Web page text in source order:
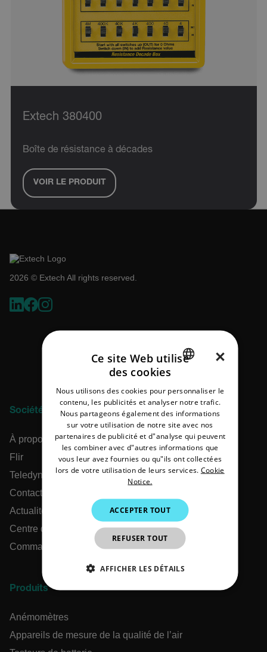
Extech 380400
Boîte de résistance à décades
VOIR LE PRODUIT
2026 © Extech All rights reserved.
Société
À propos d’Extech
Flir
Teledyne Technologies
Contact
Actualités et articles
Centre de support
Commandes en ligne
Produits
Anémomètres
Appareils de mesure de la qualité de l’air
GERMAN
FRENCH
SPANISH
PORTUGUESE
KOREAN
JAPANESE
CHINESE
×
Ce site Web utilise
des cookies
Nous utilisons des cookies pour personnaliser le
contenu, les publicités et analyser notre trafic.
Nous partageons également des informations
sur votre utilisation de notre site avec nos
partenaires de publicité et d"analyse qui peuvent
les combiner avec d"autres informations que
vous leur avez fournies ou qu"ils ont collectées
lors de votre utilisation de leurs services. Cookie
Notice.
ACCEPTER TOUT
REFUSER TOUT
AFFICHER LES DÉTAILS